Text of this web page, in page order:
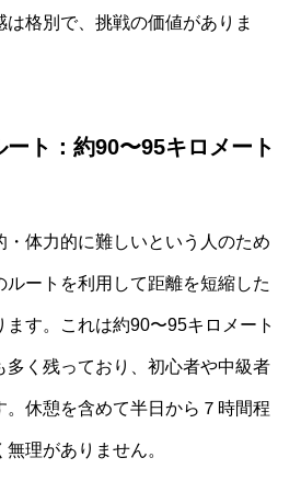
は格別で、挑戦の価値がありま
ト：約90〜95キロメート
・体力的に難しいという人のため
ルートを利用して距離を短縮した
ます。これは約90〜95キロメート
多く残っており、初心者や中級者
。休憩を含めて半日から７時間程
理がありません。